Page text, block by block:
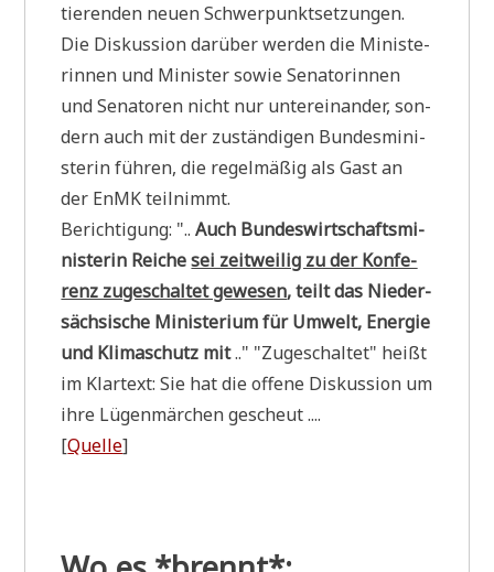
tie­ren­den neu­en Schwer­punkt­set­zun­gen.
Die Dis­kus­si­on dar­über wer­den die Mini­ste­
rin­nen und Mini­ster sowie Sena­to­rin­nen
und Sena­to­ren nicht nur unter­ein­an­der, son­
dern auch mit der zustän­di­gen Bun­des­mi­ni­
ste­rin füh­ren, die regel­mä­ßig als Gast an
der EnMK teilnimmt.
Berich­ti­gung: "..Auch Bun­des­wirt­schafts­mi­
ni­ste­rin Rei­chesei zeit­wei­lig zu der Kon­fe­
renz zuge­schal­tet gewe­sen, teilt das Nie­der­
säch­si­sche Mini­ste­ri­um für Umwelt, Ener­gie
und Kli­ma­schutz mit.." "Zuge­schal­tet" heißt
im Klar­text: Sie hat die offe­ne Dis­kus­si­on um
ihre Lügen­mär­chen gescheut ....
[Quel­le]